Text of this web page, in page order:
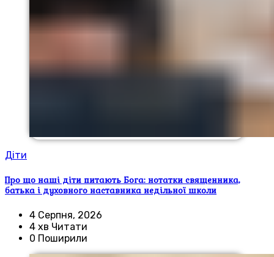
Діти
Про що наші діти питають Бога: нотатки священника,
батька і духовного наставника недільної школи
4 Серпня, 2026
4 хв Читати
0 Поширили